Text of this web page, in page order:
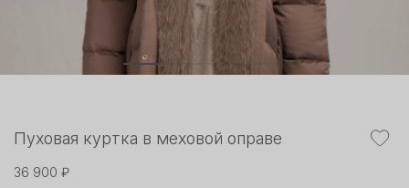
Пуховая куртка в меховой оправе
36 900 ₽